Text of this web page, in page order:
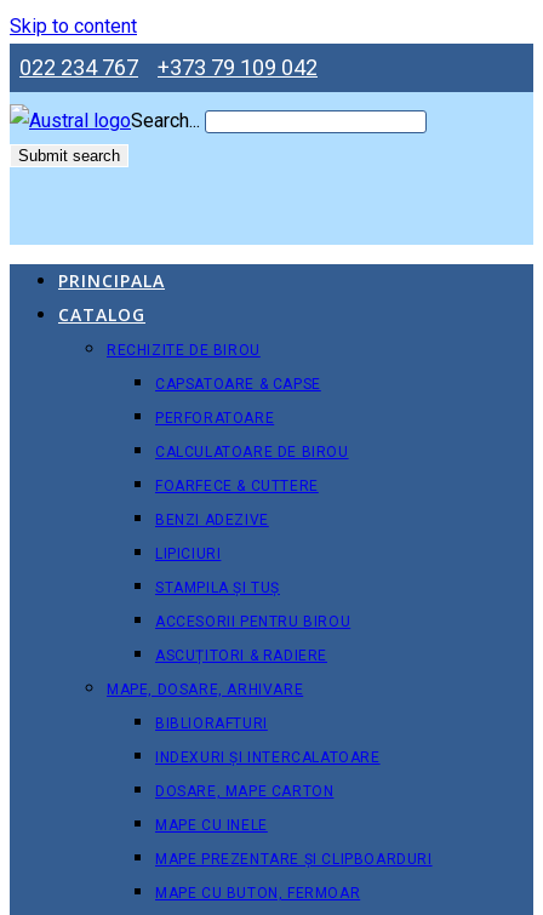
Skip to content
022 234 767 +373 79 109 042
Search...
Submit search
PRINCIPALA
CATALOG
RECHIZITE DE BIROU
CAPSATOARE & CAPSE
PERFORATOARE
CALCULATOARE DE BIROU
FOARFECE & CUTTERE
BENZI ADEZIVE
LIPICIURI
STAMPILA ȘI TUȘ
ACCESORII PENTRU BIROU
ASCUȚITORI & RADIERE
MAPE, DOSARE, ARHIVARE
BIBLIORAFTURI
INDEXURI ȘI INTERCALATOARE
DOSARE, MAPE CARTON
MAPE CU INELE
MAPE PREZENTARE ȘI CLIPBOARDURI
MAPE CU BUTON, FERMOAR